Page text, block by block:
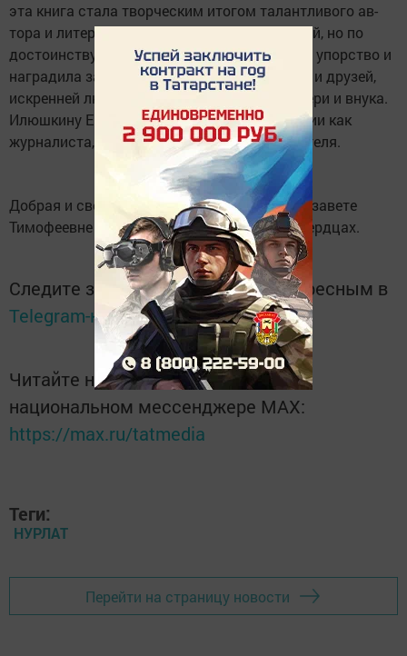
эта книга стала творческим итогом талантливого ав­
тора и литератора. Судьба была строга к ней, но по
достоинству оцени­ла стойкость, жизненное упорство и
наградила заслуженным уважением коллег и друзей,
искрен­ней любовью родных и близких, дочери и внука.
Илюшкину Е. Т. знали в Татарстане и Чувашии как
журналиста, фоль­клориста, краеведа, пи­сателя.
Добрая и светлая память о Илюшкиной Елизавете
Тимофеевне надолго со­хранится в наших серд­цах.
Следите за самым важным и интересным в
Telegram-каналеТатмедиа
Читайте новости Татарстана в
национальном мессенджере MАХ:
https://max.ru/tatmedia
Теги:
НУРЛАТ
Перейти на страницу новости